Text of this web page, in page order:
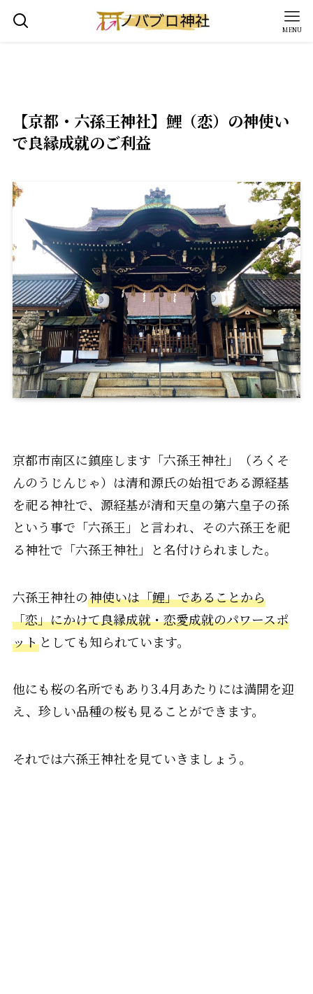
MENU
【京都・六孫王神社】鯉（恋）の神使い
で良縁成就のご利益
京都市南区に鎮座します「六孫王神社」（ろくそ
んのうじんじゃ）は清和源氏の始祖である源経基
を祀る神社で、源経基が清和天皇の第六皇子の孫
という事で「六孫王」と言われ、その六孫王を祀
る神社で「六孫王神社」と名付けられました。
六孫王神社の神使いは「鯉」であることから
「恋」にかけて良縁成就・恋愛成就のパワースポ
ットとしても知られています。
他にも桜の名所でもあり3.4月あたりには満開を迎
え、珍しい品種の桜も見ることができます。
それでは六孫王神社を見ていきましょう。